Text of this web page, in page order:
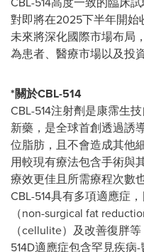
對即將在2025下半年開始
未來將深化國際市場布局
為患者、醫療市場以及投
*關於CBL-514
CBL-514注射劑是康霈生
新藥，是全球首創透過誘
位脂肪，且不會造成其他
用較現有療法包含手術與
療效更佳且所需療程次數也
CBL-514具有多項適應症
（non-surgical fat
（cellulite）及改善復胖
514D適應症包含罕見疾病